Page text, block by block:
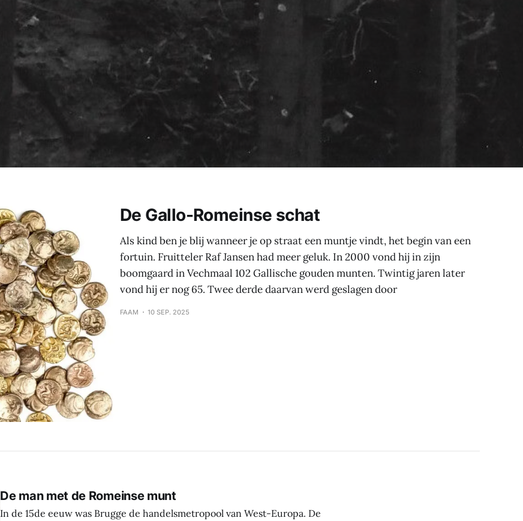
De Gallo-Romeinse schat
Als kind ben je blij wanneer je op straat een muntje vindt, het begin van een
fortuin. Fruitteler Raf Jansen had meer geluk. In 2000 vond hij in zijn
boomgaard in Vechmaal 102 Gallische gouden munten. Twintig jaren later
vond hij er nog 65. Twee derde daarvan werd geslagen door
FAAM 10 SEP. 2025
De man met de Romeinse munt
In de 15de eeuw was Brugge de handelsmetropool van West-Europa. De